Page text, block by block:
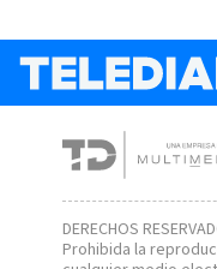
DERECHOS
Prohibida la